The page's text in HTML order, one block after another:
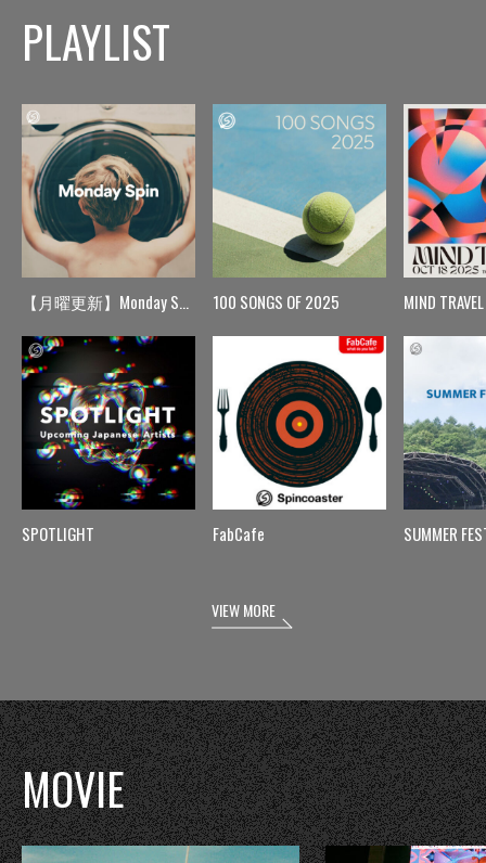
PLAYLIST
【月曜更新】Monday Spin
SPOTLIGHT
100 SONGS OF 2025
FabCafe
MIND TRAVEL
SUMMER
VIEW MORE
MOVIE